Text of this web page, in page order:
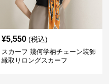
¥5,550 (税込)
スカーフ 幾何学柄チェーン装飾
縁取りロングスカーフ